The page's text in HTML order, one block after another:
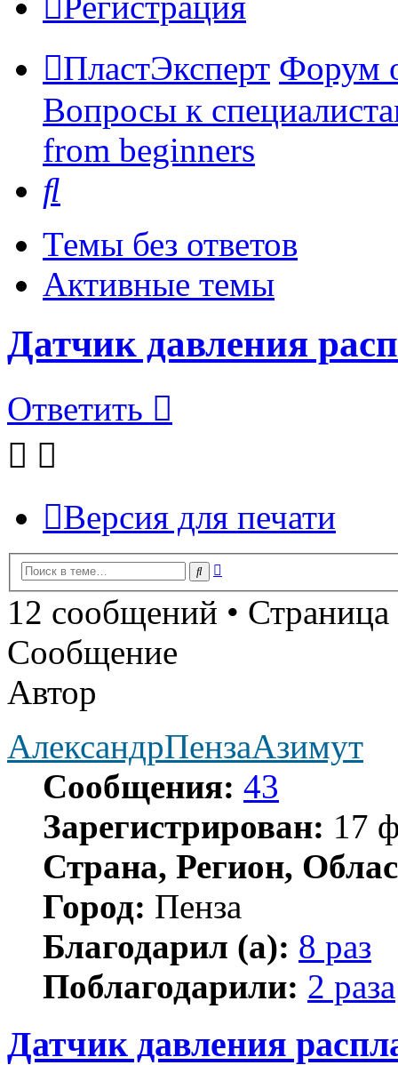
ПластЭксперт Форум
Вопросы к
from beginners
Темы без ответов
Активные темы
Датчик давления
Ответить
Версия для печати
Поиск
12 сообщений • Страница
Сообщение
Автор
АлександрПензаАзимут
Сообщения: 43
Зарегистрирован: 17
Страна, Регион,
Город: Пенза
Благодарил (а): 8 раз
Поблагодарили: 2 раза
Датчик давления